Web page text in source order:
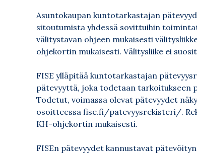
Asuntokaupan kuntotarkastajan
sitoutumista yhdessä sovittuihin
välitystavan ohjeen mukaisesti
ohjekortin mukaisesti. Välitysliike ei
FISE ylläpitää kuntotarkastajan
pätevyyttä, joka todetaan tarkoitukseen
Todetut, voimassa olevat pätevyydet
osoitteessa fise.fi/patevyysrekisteri/.
KH-ohjekortin mukaisesti.
FISEn pätevyydet kannustavat